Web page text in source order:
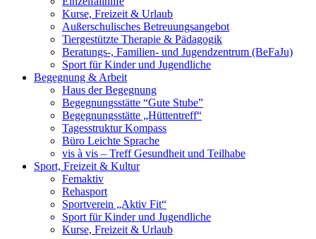
Kurse, Freizeit & Urlaub
Außerschulisches Betreuungsangebot
Tiergestützte Therapie & Pädagogik
Beratungs-, Familien- und Jugendzentrum (BeFaJu)
Sport für Kinder und Jugendliche
Begegnung & Arbeit
Haus der Begegnung
Begegnungsstätte “Gute Stube”
Begegnungsstätte „Hüttentreff“
Tagesstruktur Kompass
Büro Leichte Sprache
vis à vis – Treff Gesundheit und Teilhabe
Sport, Freizeit & Kultur
Femaktiv
Rehasport
Sportverein „Aktiv Fit“
Sport für Kinder und Jugendliche
Kurse, Freizeit & Urlaub